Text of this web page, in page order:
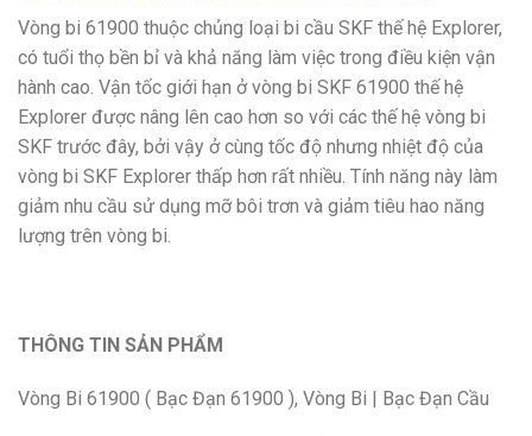
Vòng bi 61900 thuộc chủng loại bi cầu SKF thế hệ Explorer,
có tuổi thọ bền bỉ và khả năng làm việc trong điều kiện vận
hành cao. Vận tốc giới hạn ở vòng bi SKF 61900 thế hệ
Explorer được nâng lên cao hơn so với các thế hệ vòng bi
SKF trước đây, bởi vậy ở cùng tốc độ nhưng nhiệt độ của
vòng bi SKF Explorer thấp hơn rất nhiều. Tính năng này làm
giảm nhu cầu sử dụng mỡ bôi trơn và giảm tiêu hao năng
lượng trên vòng bi.
THÔNG TIN SẢN PHẨM
Vòng Bi 61900 ( Bạc Đạn 61900 ), Vòng Bi | Bạc Đạn Cầu